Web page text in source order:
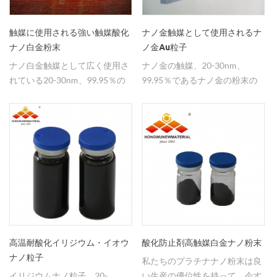
触媒に使用される強い触媒酸化
ナノ白金粉末
ナノ白金触媒として広く使用さ
れている20-30nm、99.95％の
ナノ金触媒として使用されるナ
ノ金Au粒子
ナノ金の触媒、20-30nm、
99.95％であるナノ金の粉末の
高温耐酸化イリジウム・イオウ
ナノ粒子
酸化防止剤高触媒白金ナノ粉末
私たちのプラチナナノ粉末は良